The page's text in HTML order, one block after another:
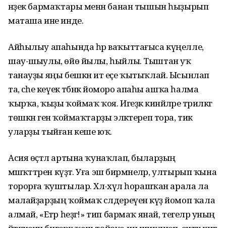
нәҙек бармаҡтары менән банан тышын һыҙырып
маташа ине инде.
Айһылыу апаһында һәр ваҡыттағыса күңелле,
шау-шыулы, өйө йылы, һыйлы. Тыштан уҡ
танауҙы яңы бешкән ит еҫе ҡытыҡлай. Ысынлап
та, әсәһе кеүек тәбәнәк йоморо апаһы ашҡа һалма
ҡырҡа, ҡыҙы ҡоймаҡ ҡоя. Игеҙәк кинйәләре тәрилкәгә
төшкән генә ҡоймаҡтарҙы эләктереп тора, тик
уларҙы тыйған кеше юҡ.
Асия өҫтәл артына ҡунаҡлап, быларҙың
мәшәҡәттәрен күҙәтә. Уға эш бирмәнеләр, ултырып ҡына
торорға ҡуштылар. Хәл-әхүәл һорашҡан арала ла
малайҙарҙың ҡоймаҡ сәлдереүенә күҙ йомоп ҡала
алмай, «Етәр һеҙгә!» тип бармаҡ янай, тегеләр уның